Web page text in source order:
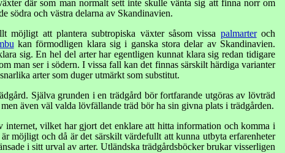
där som man normalt sett inte skulle vänta sig att finna norr om
södra och västra delarna av Skandinavien.
möjligt att plantera subtropiska växter såsom vissa palmarteroch
kan förmodligen klara sig i ganska stora delar av Skandinavien.
sig. En hel del arter har egentligen kunnat klara sig redan tidigare
man ser i södern. I vissa fall kan det finnas särskilt härdiga varianter
arter som duger utmärkt som substitut.
Själva grunden i en trädgård bör fortfarande utgöras av lövträd
även väl valda lövfällande träd bör ha sin givna plats i trädgården.
internet, vilket har gjort det enklare att hitta information och komma i
möjligt och då är det särskilt värdefullt att kunna utbyta erfarenheter
i sitt urval av arter. Utländska trädgårdsböcker brukar visserligen